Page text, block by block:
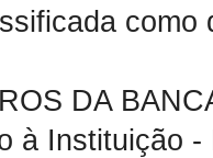
como
DA
à Instituição